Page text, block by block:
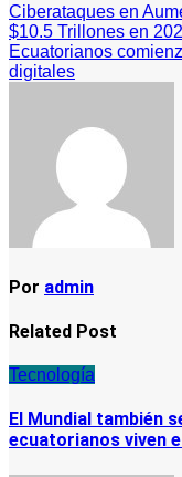
Navegación
de
entradas
Ciberataques en
$10.5 Trillones en
Ecuatorianos
digitales
Por admin
Related Post
Tecnología
El Mundial también
ecuatorianos viven